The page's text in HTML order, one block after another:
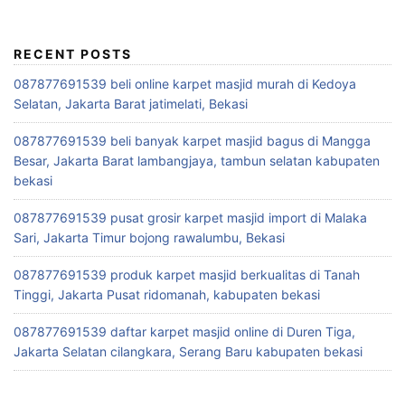
RECENT POSTS
087877691539 beli online karpet masjid murah di Kedoya
Selatan, Jakarta Barat jatimelati, Bekasi
087877691539 beli banyak karpet masjid bagus di Mangga
Besar, Jakarta Barat lambangjaya, tambun selatan kabupaten
bekasi
087877691539 pusat grosir karpet masjid import di Malaka
Sari, Jakarta Timur bojong rawalumbu, Bekasi
087877691539 produk karpet masjid berkualitas di Tanah
Tinggi, Jakarta Pusat ridomanah, kabupaten bekasi
087877691539 daftar karpet masjid online di Duren Tiga,
Jakarta Selatan cilangkara, Serang Baru kabupaten bekasi